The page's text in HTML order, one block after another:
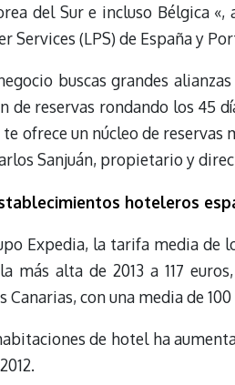
del Sur e incluso Bélgica
Services (LPS) de España y
buscas grandes
de reservas rondando los 45
te ofrece un núcleo de
Sanjuán, propietario y
hoteleros
Expedia, la tarifa media de
más alta de 2013 a 117
Canarias, con una media de 100
de hotel ha